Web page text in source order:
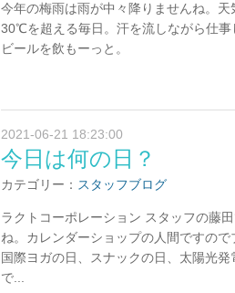
今年の梅雨は雨が中々降りませんね。
30℃を超える毎日。汗を流しながら仕
ビールを飲もーっと。
2021-06-21 18:23:00
今日は何の日？
カテゴリー： スタッフブログ
ラクトコーポレーション スタッフの藤
ね。カレンダーショップの人間ですの
国際ヨガの日、スナックの日、太陽光
で...